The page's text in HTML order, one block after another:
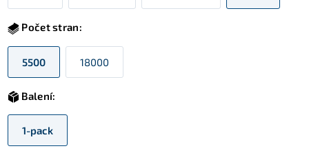
Počet stran:
5500 18000
Balení:
1-pack